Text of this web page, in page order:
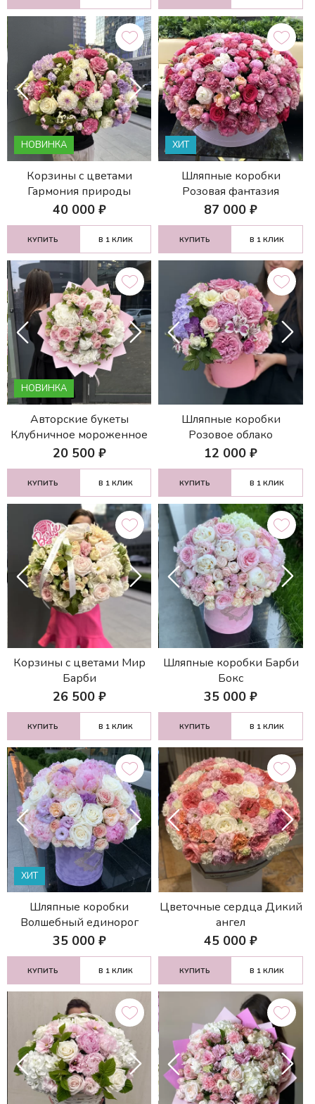
НОВИНКА
Корзины с цветами
Гармония природы
40 000₽
КУПИТЬ В 1 КЛИК
ХИТ
Шляпные коробки
Розовая фантазия
87 000 ₽
КУПИТЬ В 1 КЛИК
НОВИНКА
Авторские букеты
Клубничное мороженное
20 500₽
КУПИТЬ В 1 КЛИК
Шляпные коробки
Розовое облако
12 000 ₽
КУПИТЬ В 1 КЛИК
Корзины с цветами Мир
Барби
26 500₽
КУПИТЬ В 1 КЛИК
Шляпные коробки Барби
Бокс
35 000 ₽
КУПИТЬ В 1 КЛИК
ХИТ
Шляпные коробки
Волшебный единорог
35 000₽
КУПИТЬ В 1 КЛИК
Цветочные сердца Дикий
ангел
45 000 ₽
КУПИТЬ В 1 КЛИК